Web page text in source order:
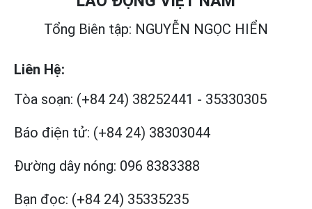
Tổng Biên tập: NGUYỄN NGỌC HIỂN
Liên Hệ:
Tòa soạn: (+84 24) 38252441 - 35330305
Báo điện tử: (+84 24) 38303044
Đường dây nóng: 096 8383388
Bạn đọc: (+84 24) 35335235